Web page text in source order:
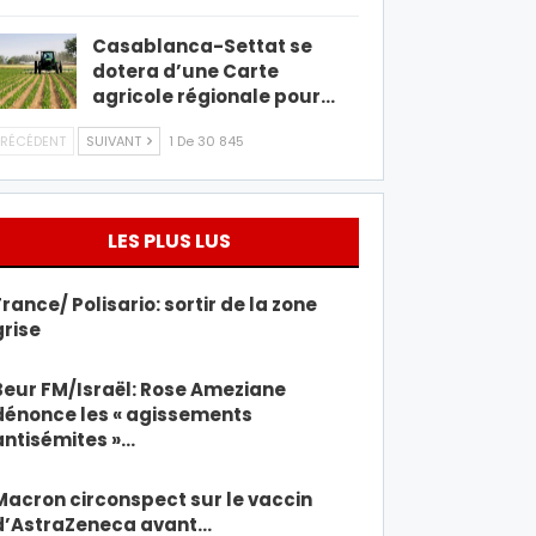
Casablanca-Settat se
dotera d’une Carte
agricole régionale pour…
SUIVANT 1 De 30 845
LES PLUS LUS
Polisario: sortir de la zone
FM/Israël: Rose Ameziane
les « agissements
»…
circonspect sur le vaccin
avant…